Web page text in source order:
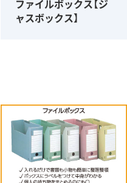
ファイルボックス【ジ
ャスボックス】